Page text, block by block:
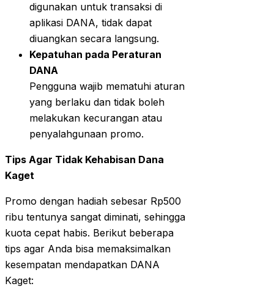
digunakan untuk transaksi di
aplikasi DANA, tidak dapat
diuangkan secara langsung.
Kepatuhan pada Peraturan
DANA
Pengguna wajib mematuhi aturan
yang berlaku dan tidak boleh
melakukan kecurangan atau
penyalahgunaan promo.
Tips Agar Tidak Kehabisan Dana
Kaget
Promo dengan hadiah sebesar Rp500
ribu tentunya sangat diminati, sehingga
kuota cepat habis. Berikut beberapa
tips agar Anda bisa memaksimalkan
kesempatan mendapatkan DANA
Kaget: